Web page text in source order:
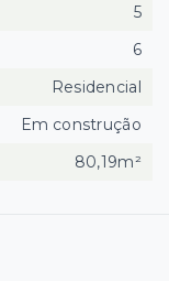
5
6
Residencial
Em construção
80,19m²